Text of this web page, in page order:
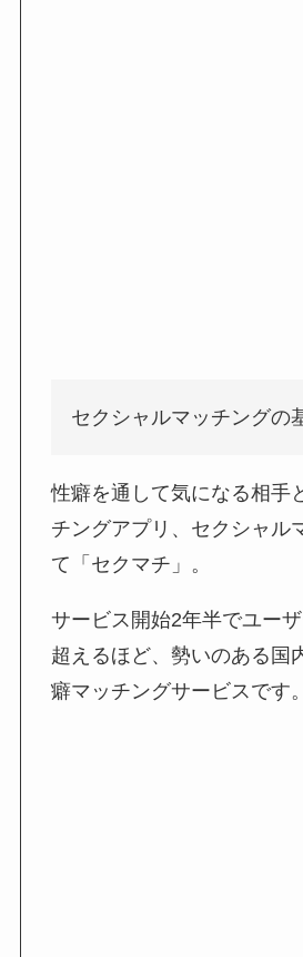
セクシャルマッチングの
性癖を通して気になる相手
チングアプリ、セクシャル
て「セクマチ」。
サービス開始2年半でユー
超えるほど、勢いのある国
癖マッチングサービスです。